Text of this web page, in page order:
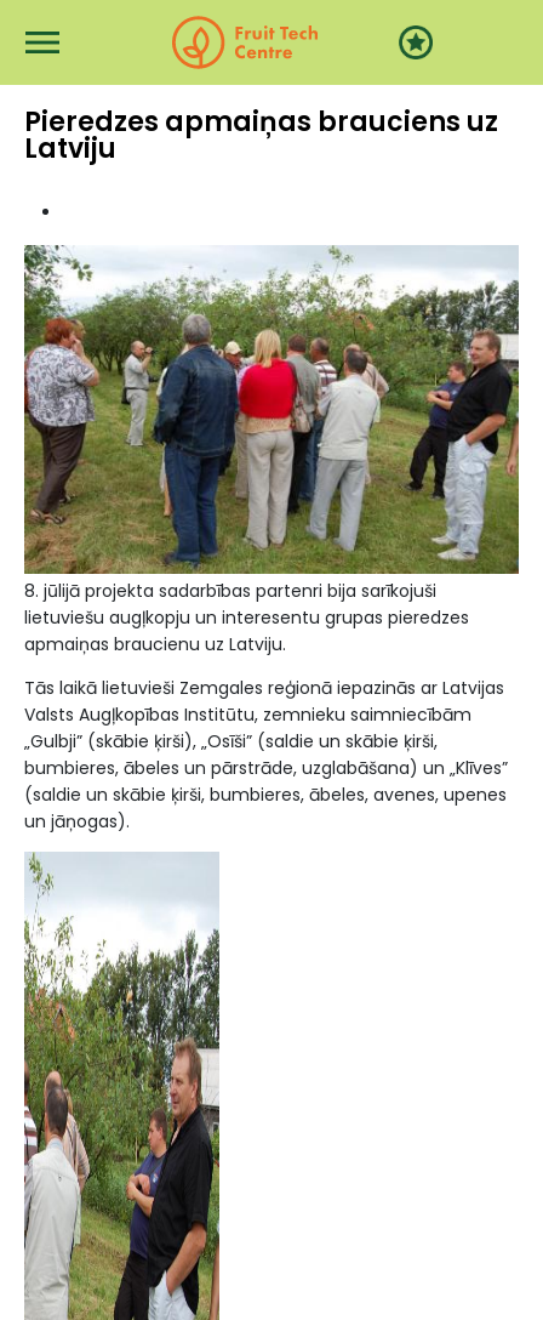
Pieredzes apmaiņas brauciens uz
Latviju
8. jūlijā projekta sadarbības partenri bija sarīkojuši
lietuviešu augļkopju un interesentu grupas pieredzes
apmaiņas braucienu uz Latviju.
Tās laikā lietuvieši Zemgales reģionā iepazinās ar Latvijas
Valsts Augļkopības Institūtu, zemnieku saimniecībām
„Gulbji” (skābie ķirši), „Osīši” (saldie un skābie ķirši,
bumbieres, ābeles un pārstrāde, uzglabāšana) un „Klīves”
(saldie un skābie ķirši, bumbieres, ābeles, avenes, upenes
un jāņogas).